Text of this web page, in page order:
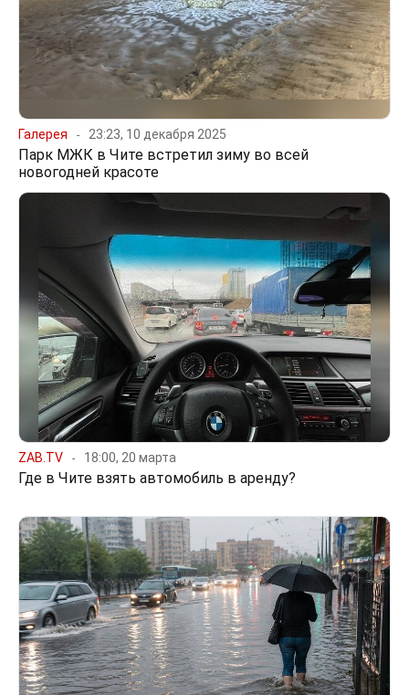
Галерея 23:23, 10 декабря 2025
Парк МЖК в Чите встретил зиму во всей
новогодней красоте
ZAB.TV 18:00, 20 марта
Где в Чите взять автомобиль в аренду?